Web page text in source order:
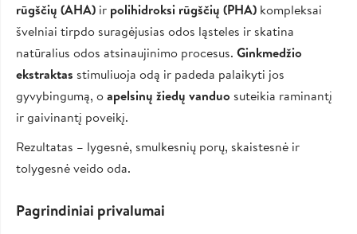
rūgščių (AHA) ir polihidroksi rūgščių (PHA) kompleksai
švelniai tirpdo suragėjusias odos ląsteles ir skatina
natūralius odos atsinaujinimo procesus. Ginkmedžio
ekstraktas stimuliuoja odą ir padeda palaikyti jos
gyvybingumą, oapelsinų žiedų vanduo suteikia raminantį
ir gaivinantį poveikį.
Rezultatas – lygesnė, smulkesnių porų, skaistesnė ir
tolygesnė veido oda.
Pagrindiniai privalumai